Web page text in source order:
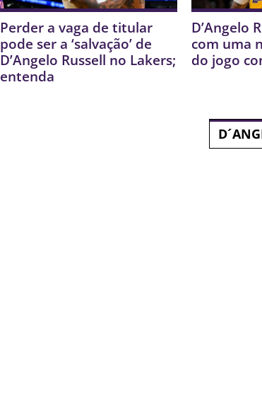
Perder a vaga de titular
pode ser a ‘salvação’ de
D’Angelo Russell no Lakers;
entenda
D’Angelo
com uma
do jogo